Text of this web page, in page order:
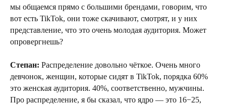
мы общаемся прямо с большими брендами, говорим, что
вот есть TikTok, они тоже скачивают, смотрят, и у них
представление, что это очень молодая аудитория. Может
опровергнешь?
Степан: Распределение довольно чёткое. Очень много
девчонок, женщин, которые сидят в TikTok, порядка 60%
это женская аудитория. 40%, соответственно, мужчины.
Про распределение, я бы сказал, что ядро — это 16−25,